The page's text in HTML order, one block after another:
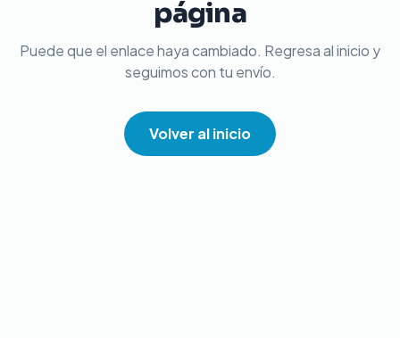
página
Puede que el enlace haya cambiado. Regresa al inicio y
seguimos con tu envío.
Volver al inicio